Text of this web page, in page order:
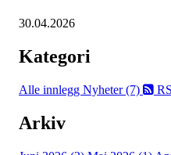
30.04.2026
Kategori
Alle innlegg Nyheter (7)
Arkiv